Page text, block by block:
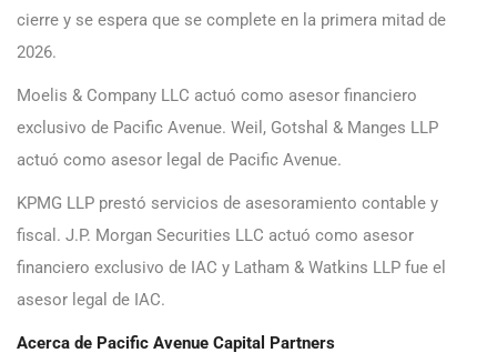
cierre y se espera que se complete en la primera mitad de
2026.
Moelis & Company LLC actuó como asesor financiero
exclusivo de Pacific Avenue. Weil, Gotshal & Manges LLP
actuó como asesor legal de Pacific Avenue.
KPMG LLP prestó servicios de asesoramiento contable y
fiscal. J.P. Morgan Securities LLC actuó como asesor
financiero exclusivo de IAC y Latham & Watkins LLP fue el
asesor legal de IAC.
Acerca de Pacific Avenue Capital Partners